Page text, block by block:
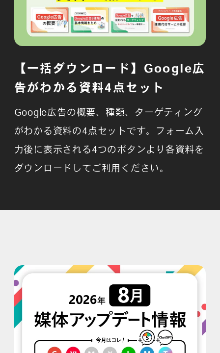
【一括ダウンロード】Google広
告がわかる資料4点セット
Google広告の概要、種類、ターゲティング
がわかる資料の4点セットです。フォーム入
力後に表示される4つのボタンより各資料を
ダウンロードしてご利用ください。